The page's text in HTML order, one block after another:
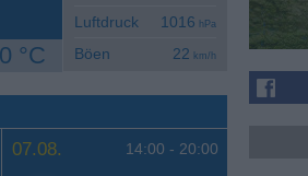
°C
Luftdruck 1016 hPa
Böen 22 km/h
07.08. 14:00 - 20:00